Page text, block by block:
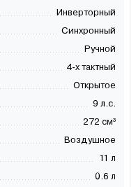
Инверторный
Синхронный
Ручной
4-х тактный
Открытое
9 л.с.
272 см³
Воздушное
11 л
0.6 л